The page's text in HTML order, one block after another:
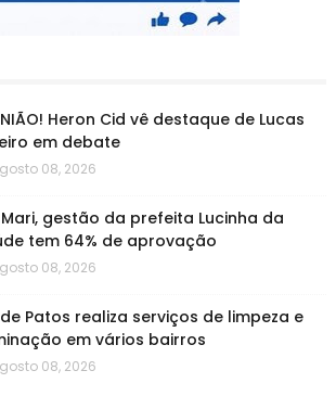
Heron Cid vê destaque de Lucas
em debate
08, 2026
Mari, gestão da prefeita Lucinha da
tem 64% de aprovação
08, 2026
de Patos realiza serviços de limpeza e
em vários bairros
08, 2026